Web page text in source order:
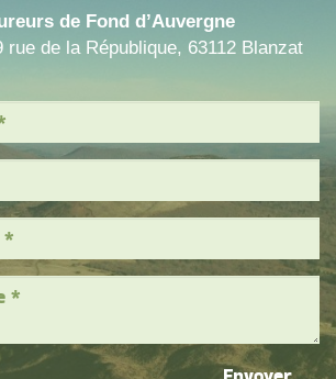
de Fond d’Auvergne
rue de la République, 63112 Blanzat